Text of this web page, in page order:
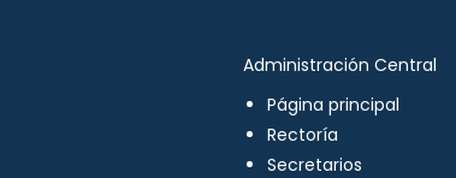
Administración Central
Página principal
Rectoría
Secretarios